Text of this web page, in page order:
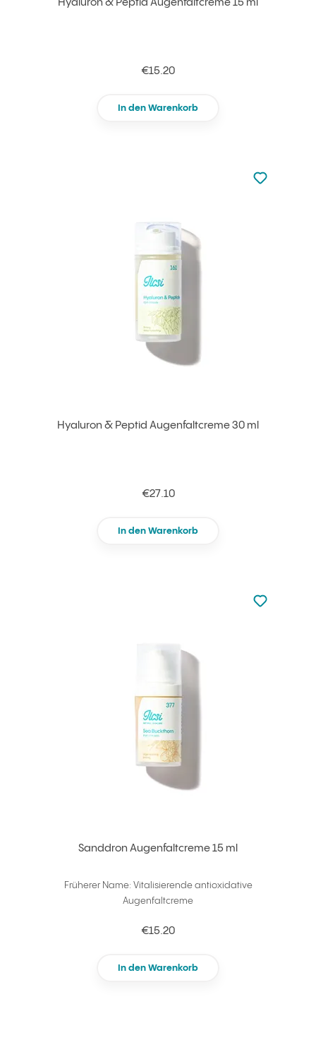
Hyaluron & Peptid Augenfaltcreme 15 ml
€15.20
In den Warenkorb
Hyaluron & Peptid Augenfaltcreme 30 ml
€27.10
In den Warenkorb
zu den
zu Ihren
Sanddron Augenfaltcreme 15 ml
Früherer Name: Vitalisierende antioxidative
Augenfaltcreme
€15.20
In den Warenkorb
zu den
zu Ihren